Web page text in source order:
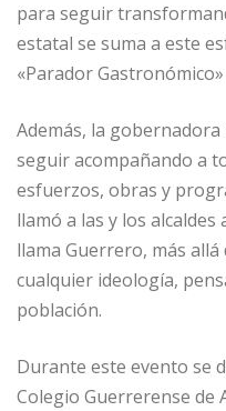
para seguir
estatal se suma a este
«Parador
Además, la
seguir acompañando a
esfuerzos, obras y
llamó a las y los
llama Guerrero, más
cualquier ideología,
población.
Durante este evento se
Colegio Guerrerense de